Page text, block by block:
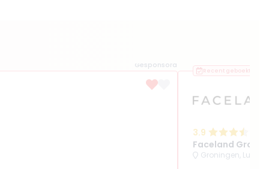
Gesponsord
Recent geboekt
3.9
Faceland
Groningen,